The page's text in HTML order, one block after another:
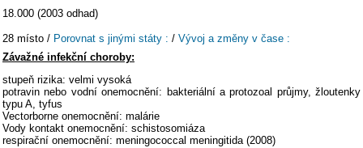
18.000 (2003 odhad)
28 místo / Porovnat s jinými státy : / Vývoj a změny v čase :
Závažné infekční choroby:
stupeň rizika: velmi vysoká
potravin nebo vodní onemocnění: bakteriální a protozoal průjmy, žloutenky
typu A, tyfus
Vectorborne onemocnění: malárie
Vody kontakt onemocnění: schistosomiáza
respirační onemocnění: meningococcal meningitida (2008)